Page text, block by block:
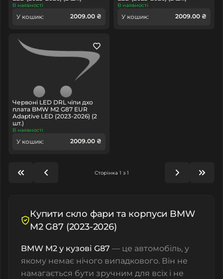
В наявності
У кошик: 2009.00 ₴
В наявності
У кошик: 2009.00 ₴
Червоні LED DRL чіпи дхо
плата BMW M2 G87 EUR
Adaptive LED (2023-2026) (2
шт.)
В наявності
У кошик: 2009.00 ₴
Сторінка 1 з 1
Купити скло фари та корпуси BMW
M2 G87 (2023-2026)
BMW M2 у кузові G87 — це автомобіль, у
якому немає нічого випадкового. Він не
намагається бути зручним для всіх і не